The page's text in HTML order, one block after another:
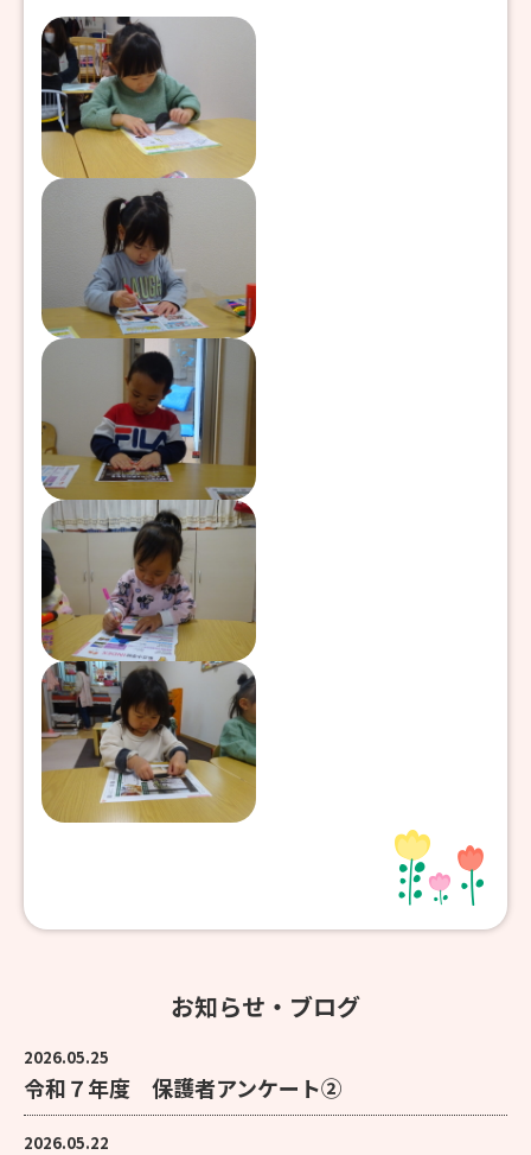
お知らせ・ブログ
2026.05.25
令和７年度 保護者アンケート②
2026.05.22